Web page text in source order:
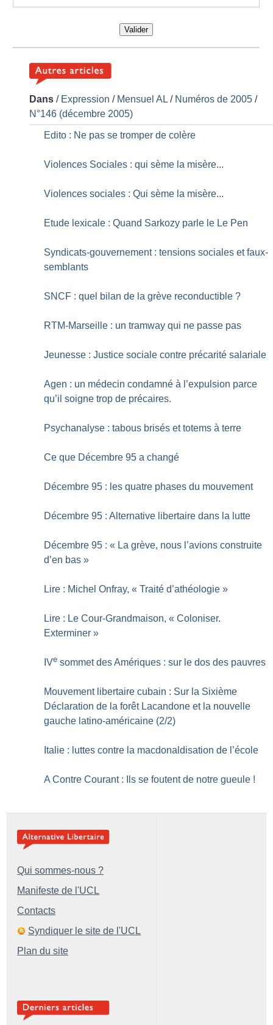
Valider
Dans / Expression / Mensuel AL / Numéros de 2005 /
N°146 (décembre 2005)
Edito : Ne pas se tromper de colère
Violences Sociales : qui sème la misère...
Violences sociales : Qui sème la misère...
Etude lexicale : Quand Sarkozy parle le Le Pen
Syndicats-gouvernement : tensions sociales et faux-
semblants
SNCF : quel bilan de la grève reconductible ?
RTM-Marseille : un tramway qui ne passe pas
Jeunesse : Justice sociale contre précarité salariale
Agen : un médecin condamné à l’expulsion parce
qu’il soigne trop de précaires.
Psychanalyse : tabous brisés et totems à terre
Ce que Décembre 95 a changé
Décembre 95 : les quatre phases du mouvement
Décembre 95 : Alternative libertaire dans la lutte
Décembre 95 : « La grève, nous l’avions construite
d’en bas »
Lire : Michel Onfray, « Traité d’athéologie »
Lire : Le Cour-Grandmaison, « Coloniser.
Exterminer »
IVe sommet des Amériques : sur le dos des pauvres
Mouvement libertaire cubain : Sur la Sixième
Déclaration de la forêt Lacandone et la nouvelle
gauche latino-américaine (2/2)
Italie : luttes contre la macdonaldisation de l’école
A Contre Courant : Ils se foutent de notre gueule !
Qui sommes-nous ?
Manifeste de l'UCL
Contacts
Syndiquer le site de l'UCL
Plan du site